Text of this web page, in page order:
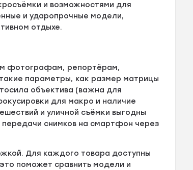
и возможностями для
и ударопрочные модели,
отдыхе.
фотографам, репортёрам,
параметры, как размер матрицы
объектива (важна для
для макро и наличие
и уличной съёмки выгодны
снимков на смартфон через
Для каждого товара доступны
поможет сравнить модели и